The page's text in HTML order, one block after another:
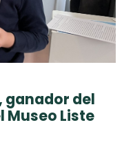
ganador del
Museo Liste